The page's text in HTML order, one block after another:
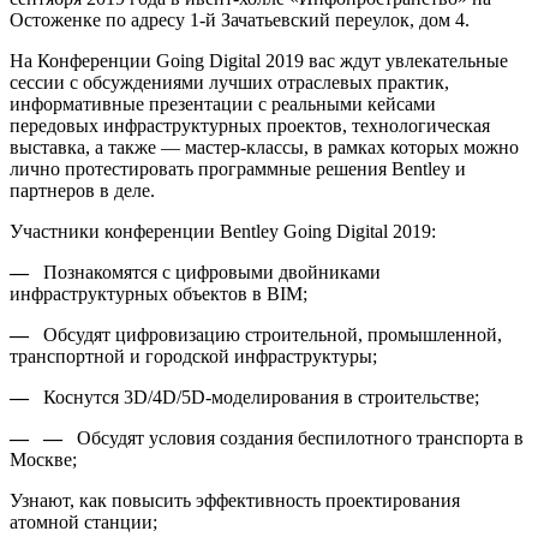
Остоженке по адресу 1-й Зачатьевский переулок, дом 4.
На Конференции Going Digital 2019 вас ждут увлекательные
сессии с обсуждениями лучших отраслевых практик,
информативные презентации с реальными кейсами
передовых инфраструктурных проектов, технологическая
выставка, а также — мастер-классы, в рамках которых можно
лично протестировать программные решения Bentley и
партнеров в деле.
Участники конференции Bentley Going Digital 2019:
— Познакомятся с цифровыми двойниками
инфраструктурных объектов в BIM;
— Обсудят цифровизацию строительной, промышленной,
транспортной и городской инфраструктуры;
— Коснутся 3D/4D/5D-моделирования в строительстве;
— — Обсудят условия создания беспилотного транспорта в
Москве;
Узнают, как повысить эффективность проектирования
атомной станции;